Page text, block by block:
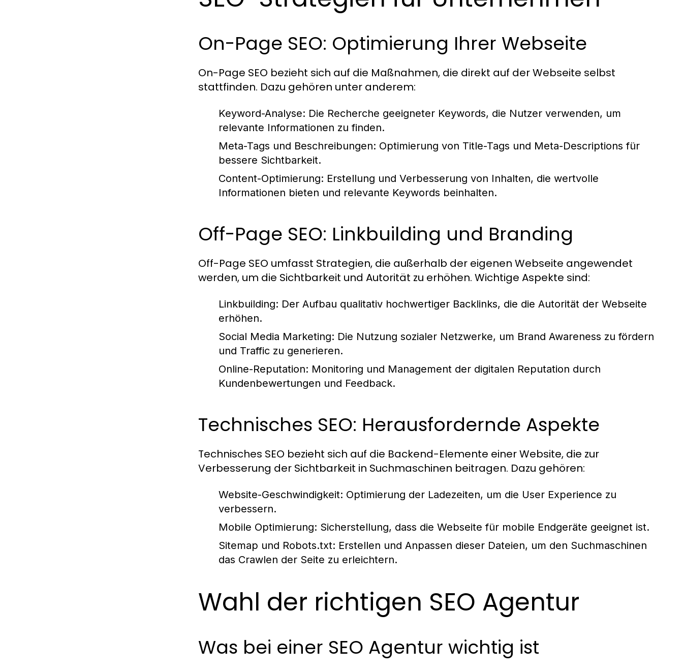
On-Page SEO: Optimierung Ihrer Webseite
On-Page SEO bezieht sich auf die Maßnahmen, die direkt auf der Webseite selbst
stattfinden. Dazu gehören unter anderem:
Keyword-Analyse: Die Recherche geeigneter Keywords, die Nutzer verwenden, um
relevante Informationen zu finden.
Meta-Tags und Beschreibungen: Optimierung von Title-Tags und Meta-Descriptions für
bessere Sichtbarkeit.
Content-Optimierung: Erstellung und Verbesserung von Inhalten, die wertvolle
Informationen bieten und relevante Keywords beinhalten.
Off-Page SEO: Linkbuilding und Branding
Off-Page SEO umfasst Strategien, die außerhalb der eigenen Webseite angewendet
werden, um die Sichtbarkeit und Autorität zu erhöhen. Wichtige Aspekte sind:
Linkbuilding: Der Aufbau qualitativ hochwertiger Backlinks, die die Autorität der Webseite
erhöhen.
Social Media Marketing: Die Nutzung sozialer Netzwerke, um Brand Awareness zu fördern
und Traffic zu generieren.
Online-Reputation: Monitoring und Management der digitalen Reputation durch
Kundenbewertungen und Feedback.
Technisches SEO: Herausfordernde Aspekte
Technisches SEO bezieht sich auf die Backend-Elemente einer Website, die zur
Verbesserung der Sichtbarkeit in Suchmaschinen beitragen. Dazu gehören:
Website-Geschwindigkeit: Optimierung der Ladezeiten, um die User Experience zu
verbessern.
Mobile Optimierung: Sicherstellung, dass die Webseite für mobile Endgeräte geeignet ist.
Sitemap und Robots.txt: Erstellen und Anpassen dieser Dateien, um den Suchmaschinen
das Crawlen der Seite zu erleichtern.
Wahl der richtigen SEO Agentur
Was bei einer SEO Agentur wichtig ist